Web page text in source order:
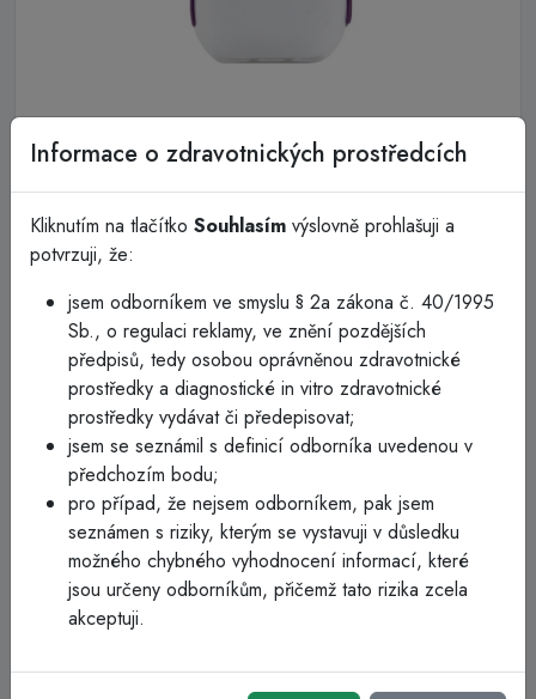
3M Chirurgický stříhací strojek
9661L s otočnou hlavou
3M Chirurgický stříhací strojek s pohyblivou hlavicí
9661,nabíjecí (bez nabíječky/kabelu)
Poznejte rozdíl, který poskytne otočná hlava. Chirurgický
stříhací strojek 3M 9661L s otočnou hlavou usnadňuje
bezpečné a pohodlné stříhání pacientů. Při použití spolu s
čepelí 9660 má otočná hlava schopnost přesně kopírovat
obrysy těla, kožní záhyby a vrásky. Na jedinečný čepelový
nástavec pro chirurgický stříhací strojek 3M s otočnou hlavou
9661L lze nasadit otočnou (9660) nebo speciální (9690)
soupravu stříhací čepele a zajistit tak vždy dokonalý kontakt
čepele s kůží. Snadné stříhání naplocho i našikmo díky řešení
čepele. Nástavec 9661L s moderní čepelí 9660 je
vyhledávanou pomůckou pro předoperační, neurologická a
Informace o zdravotnických prostředcích
Kliknutím na tlačítko Souhlasím výslovně prohlašuji a
potvrzuji, že:
jsem odborníkem ve smyslu § 2a zákona č. 40/1995
Sb., o regulaci reklamy, ve znění pozdějších
předpisů, tedy osobou oprávněnou zdravotnické
prostředky a diagnostické in vitro zdravotnické
prostředky vydávat či předepisovat;
jsem se seznámil s definicí odborníka uvedenou v
předchozím bodu;
pro případ, že nejsem odborníkem, pak jsem
seznámen s riziky, kterým se vystavuji v důsledku
možného chybného vyhodnocení informací, které
jsou určeny odborníkům, přičemž tato rizika zcela
akceptuji.